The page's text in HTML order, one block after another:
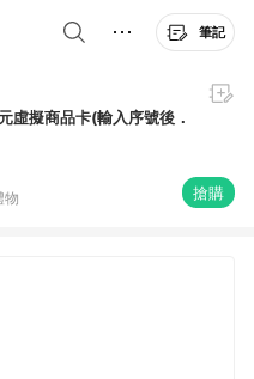
筆記
虛擬商品卡(輸入序號後．
物 搶購